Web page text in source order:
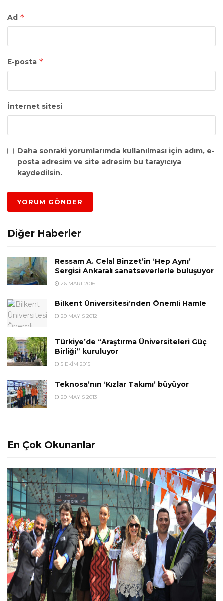
Ad *
E-posta *
İnternet sitesi
Daha sonraki yorumlarımda kullanılması için adım, e-
posta adresim ve site adresim bu tarayıcıya
kaydedilsin.
Diğer Haberler
Ressam A. Celal Binzet’in ‘Hep Aynı’
Sergisi Ankaralı sanatseverlerle buluşuyor
26 MART 2016
Bilkent Üniversitesi’nden Önemli Hamle
29 MAYIS 2012
Türkiye’de “Araştırma Üniversiteleri Güç
Birliği” kuruluyor
5 EKIM 2015
Teknosa’nın ‘Kızlar Takımı’ büyüyor
29 MAYIS 2013
En Çok Okunanlar